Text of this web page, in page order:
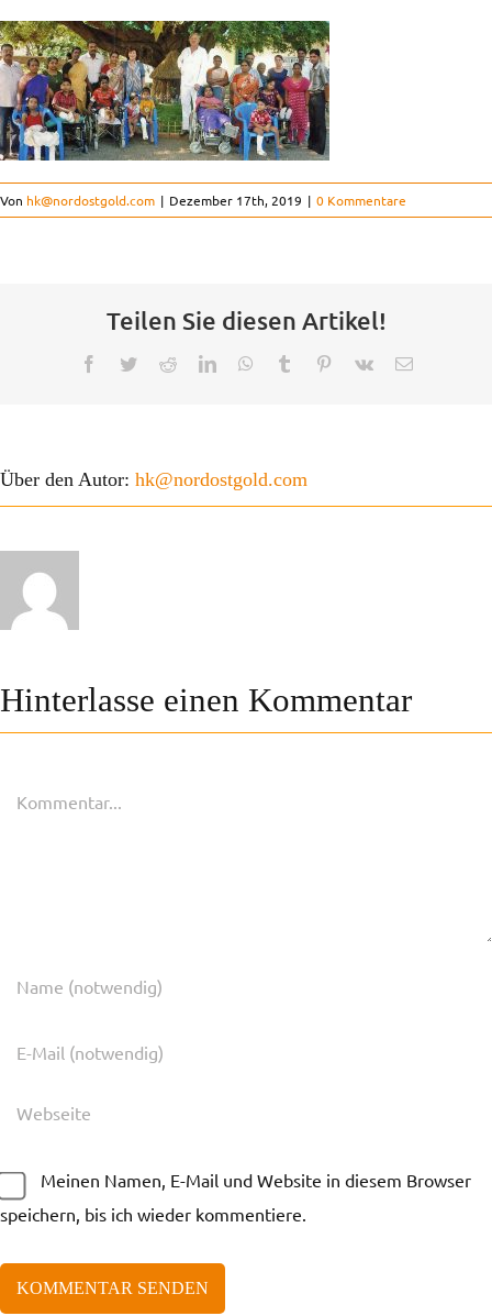
Kinderorthopädie
Der Verein
Kontakt
Projekte
Von hk@nordostgold.com | Dezember 17th, 2019 | 0 Kommentare
Teilen Sie diesen Artikel!
Facebook
TwitterRedditLinkedInWhatsApp
Tumblr Pinterest
Vk
E-
Über den Autor: hk@nordostgold.com
Hinterlasse einen Kommentar
Meinen Namen, E-Mail und Website in diesem Browser
speichern, bis ich wieder kommentiere.